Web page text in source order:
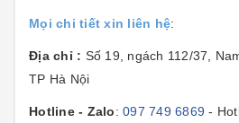
Mọi chi tiết xin liên hệ:
Địa chỉ : Số 19, ngách 112/37,
TP Hà Nội
Hotline - Zalo: 097 749 6869-